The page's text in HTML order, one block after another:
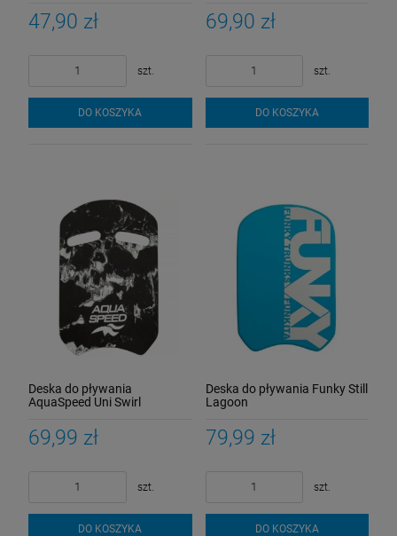
Okulary Zoggs Predator Flex Titanium
Regular Fit szare/pomarańczowe
Cena regularna:199,00 zł
Najniższa cena: 199,00 zł
47,90 zł
szt.
DO KOSZYKA
69,90 zł
szt.
DO KOSZYKA
Deska do pływania
AquaSpeed Uni Swirl
69,99 zł
szt.
DO KOSZYKA
Deska do pływania Funky Still
Lagoon
79,99 zł
szt.
DO KOSZYKA